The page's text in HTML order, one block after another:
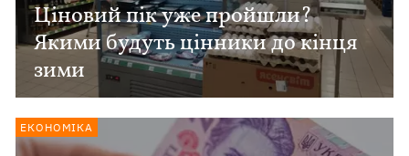
Ціновий пік уже пройшли?
Якими будуть цінники до кінця
зими
ЕКОНОМІКА